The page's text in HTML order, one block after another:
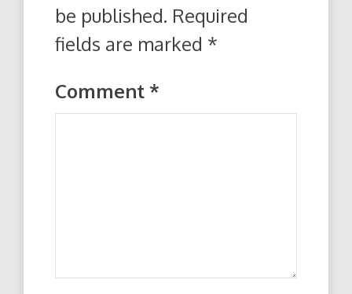
be published. Required
fields are marked *
Comment *